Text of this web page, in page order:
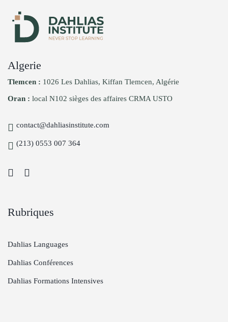
Algerie
Tlemcen : 1026 Les Dahlias, Kiffan Tlemcen, Algérie
Oran : local N102 sièges des affaires CRMA USTO
contact@dahliasinstitute.com
(213) 0553 007 364
Rubriques
Dahlias Languages
Dahlias Conférences
Dahlias Formations Intensives